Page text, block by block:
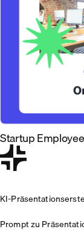
Startup
KI-
Prompt zu